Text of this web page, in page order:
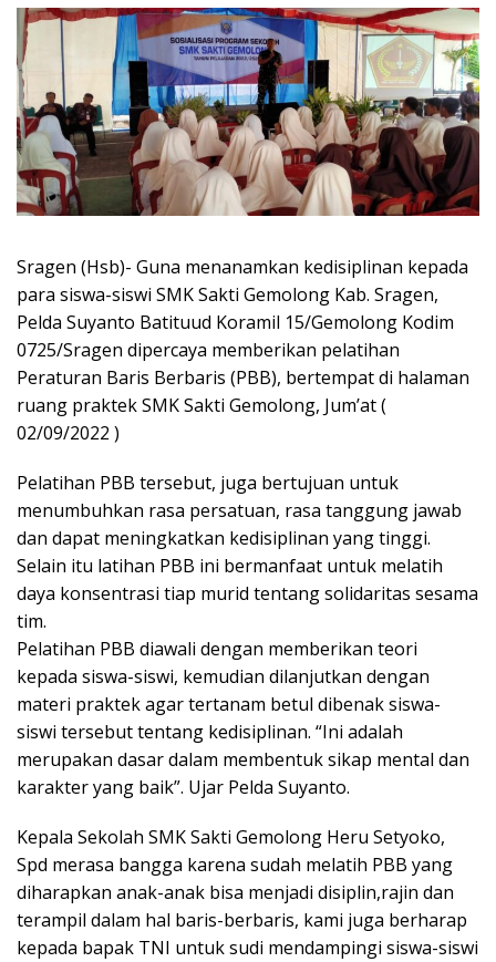
Sragen (Hsb)- Guna menanamkan kedisiplinan kepada
para siswa-siswi SMK Sakti Gemolong Kab. Sragen,
Pelda Suyanto Batituud Koramil 15/Gemolong Kodim
0725/Sragen dipercaya memberikan pelatihan
Peraturan Baris Berbaris (PBB), bertempat di halaman
ruang praktek SMK Sakti Gemolong, Jum’at (
02/09/2022 )
Pelatihan PBB tersebut, juga bertujuan untuk
menumbuhkan rasa persatuan, rasa tanggung jawab
dan dapat meningkatkan kedisiplinan yang tinggi.
Selain itu latihan PBB ini bermanfaat untuk melatih
daya konsentrasi tiap murid tentang solidaritas sesama
tim.
Pelatihan PBB diawali dengan memberikan teori
kepada siswa-siswi, kemudian dilanjutkan dengan
materi praktek agar tertanam betul dibenak siswa-
siswi tersebut tentang kedisiplinan. “Ini adalah
merupakan dasar dalam membentuk sikap mental dan
karakter yang baik”. Ujar Pelda Suyanto.
Kepala Sekolah SMK Sakti Gemolong Heru Setyoko,
Spd merasa bangga karena sudah melatih PBB yang
diharapkan anak-anak bisa menjadi disiplin,rajin dan
terampil dalam hal baris-berbaris, kami juga berharap
kepada bapak TNI untuk sudi mendampingi siswa-siswi